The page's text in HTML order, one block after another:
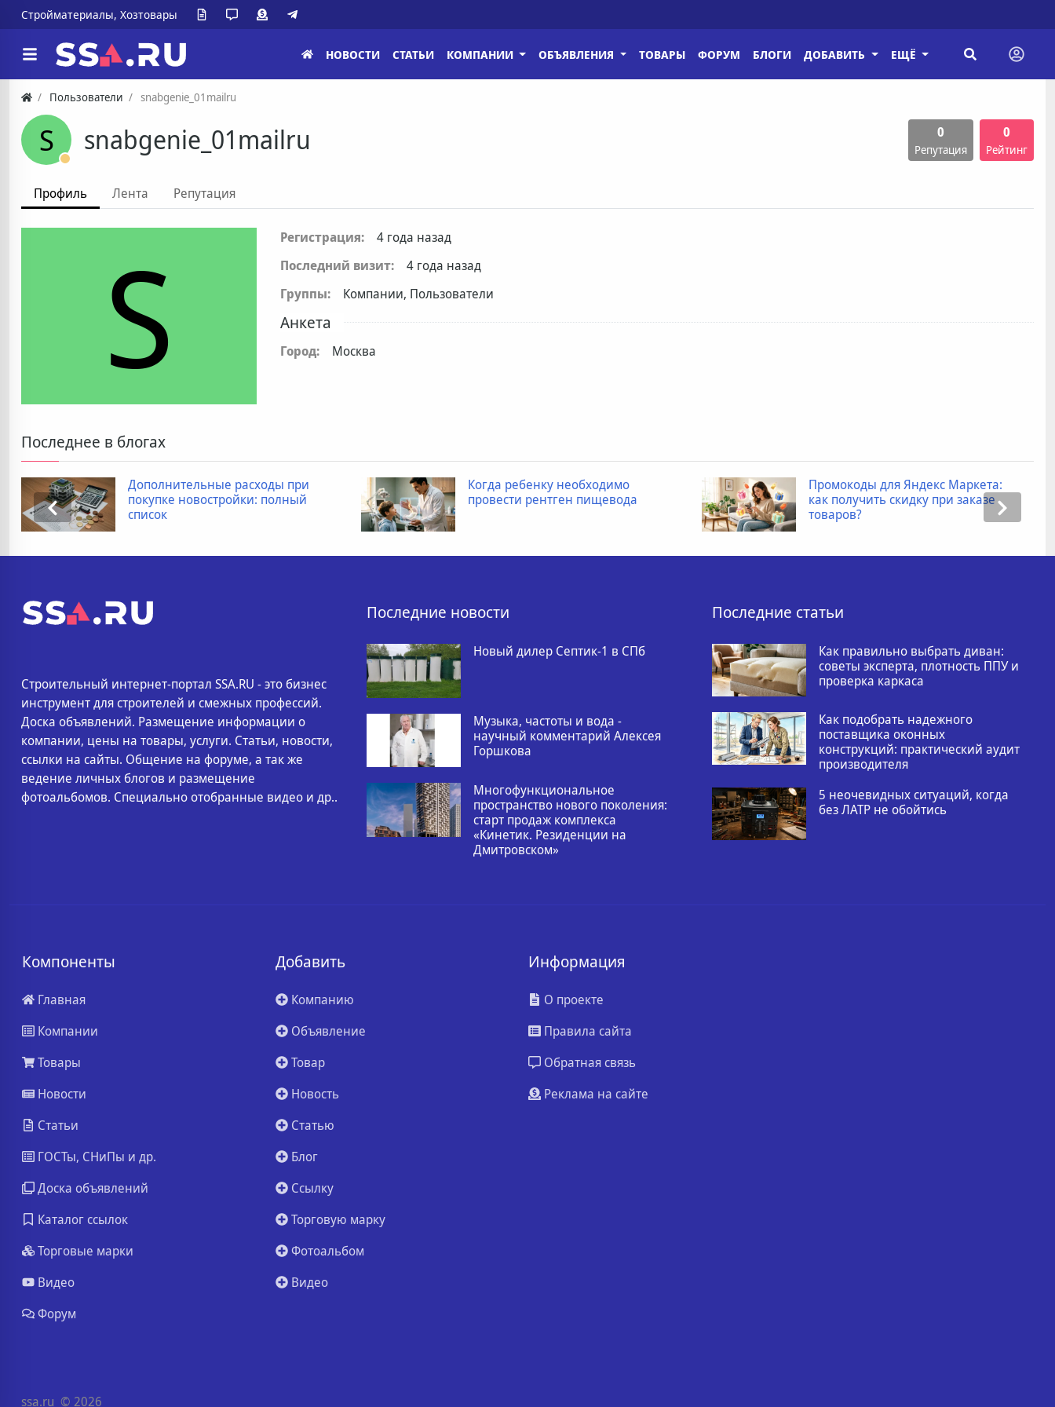
Стройматериалы, Хозтовары
НОВОСТИ СТАТЬИ КОМПАНИИ ОБЪЯВЛЕНИЯ ТОВАРЫ ФОРУМ БЛОГИ ДОБАВИТЬ ЕЩЁ
Пользователи snabgenie_01mailru
S snabgenie_01mailru 0
Репутация
0
Рейтинг
Профиль Лента Репутация
S Регистрация:
4 года назад
Последний визит:
4 года назад
Группы:
Компании, Пользователи
Анкета
Город: Москва
Последнее в блогах
Дополнительные расходы при
покупке новостройки: полный
список
Когда ребенку необходимо
провести рентген пищевода
Промокоды для Яндекс Маркета:
как получить скидку при заказе
товаров?
Строительный интернет-портал SSA.RU - это бизнес
инструмент для строителей и смежных профессий.
Доска объявлений. Размещение информации о
компании, цены на товары, услуги. Статьи, новости,
ссылки на сайты. Общение на форуме, а так же
ведение личных блогов и размещение
фотоальбомов. Специально отобранные видео и др..
Последние новости
Новый дилер Септик-1 в СПб
Музыка, частоты и вода -
научный комментарий Алексея
Горшкова
Многофункциональное
пространство нового поколения:
старт продаж комплекса
«Кинетик. Резиденции на
Дмитровском»
Последние статьи
Как правильно выбрать диван:
советы эксперта, плотность ППУ и
проверка каркаса
Как подобрать надежного
поставщика оконных
конструкций: практический аудит
производителя
5 неочевидных ситуаций, когда
без ЛАТР не обойтись
Компоненты
Главная
Компании
Товары
Новости
Статьи
ГОСТы, СНиПы и др.
Доска объявлений
Каталог ссылок
Торговые марки
Видео
Форум
Добавить
Компанию
Объявление
Товар
Новость
Статью
Блог
Ссылку
Торговую марку
Фотоальбом
Видео
Информация
О проекте
Правила сайта
Обратная связь
Реклама на сайте
ssa.ru © 2026